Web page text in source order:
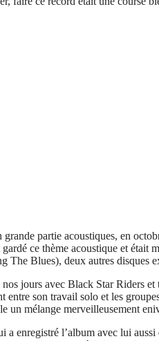
partie acoustiques, en
ce thème acoustique et était
The Blues), deux autres disques
jours avec Black Star Riders
son travail solo et les
un mélange merveilleusement
enregistré l’album avec lui